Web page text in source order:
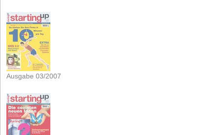
Ausgabe 03/2007